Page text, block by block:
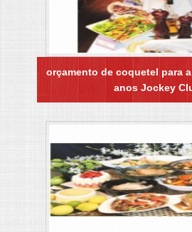
orçamento de coquetel para
anos Jockey